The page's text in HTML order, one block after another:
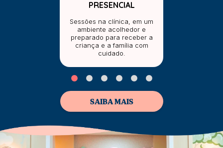
PRESENCIAL
Sessões na clínica, em um
ambiente acolhedor e
preparado para receber a
criança e a família com
cuidado.
SAIBA MAIS